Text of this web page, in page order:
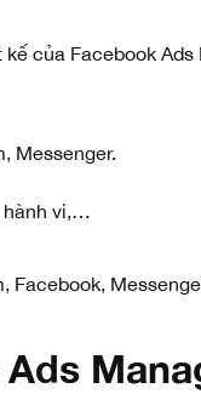
của Facebook Ads
Messenger.
hành vi,…